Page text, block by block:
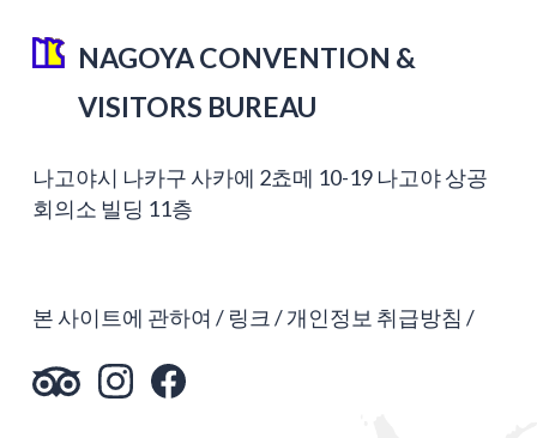
NAGOYA CONVENTION &
VISITORS BUREAU
나고야시 나카구 사카에 2쵸메 10-19 나고야 상공
회의소 빌딩 11층
본 사이트에 관하여 링크 개인정보 취급방침